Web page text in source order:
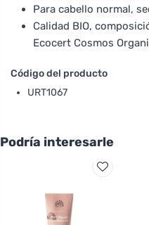
Para cabello normal,
Calidad BIO,
Ecocert Cosmos
Código del producto
URT1067
Podría interesarle